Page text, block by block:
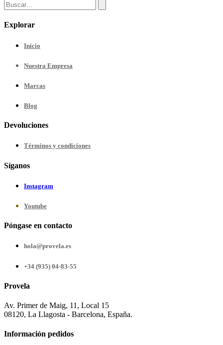
Explorar
Inicio
Nuestra Empresa
Marcas
Blog
Devoluciones
Términos y condiciones
Síganos
Instagram
Youtube
Póngase en contacto
hola@provela.es
+34 (935) 04-83-55
Provela
Av. Primer de Maig, 11, Local 15
08120, La Llagosta - Barcelona, España.
Información pedidos